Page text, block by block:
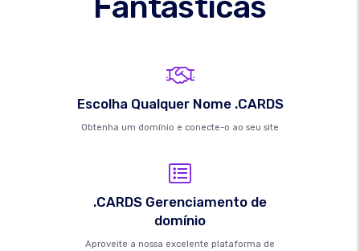
Escolha Qualquer Nome .CARDS
Obtenha um domínio e conecte-o ao seu site
.CARDS Gerenciamento de
domínio
Aproveite a nossa excelente plataforma de